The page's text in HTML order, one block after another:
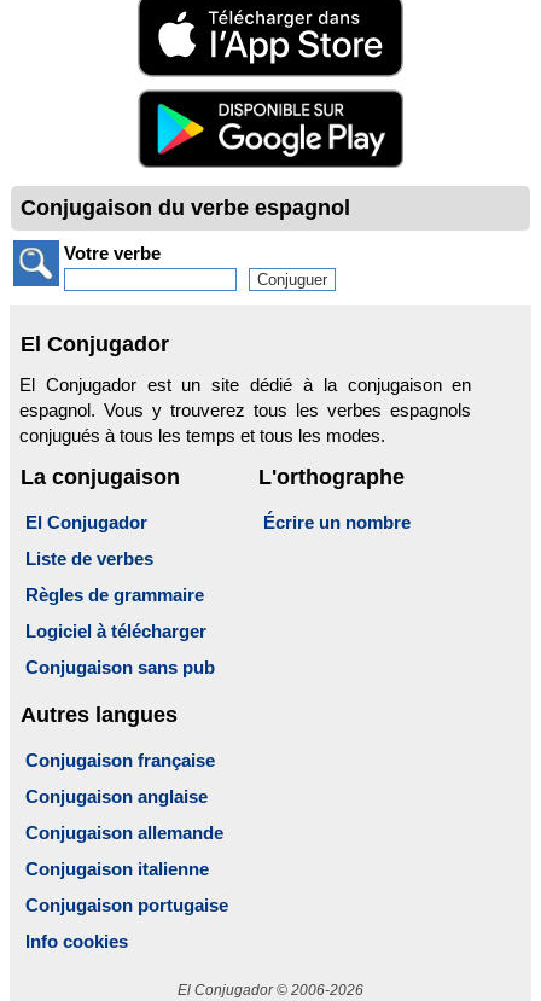
Conjugaison du verbe espagnol
Votre verbe
El Conjugador
El Conjugador est un site dédié à la conjugaison en
espagnol. Vous y trouverez tous les verbes espagnols
conjugués à tous les temps et tous les modes.
La conjugaison
El Conjugador
Liste de verbes
Règles de grammaire
Logiciel à télécharger
Conjugaison sans pub
L'orthographe
Écrire un nombre
Autres langues
Conjugaison française
Conjugaison anglaise
Conjugaison allemande
Conjugaison italienne
Conjugaison portugaise
Info cookies
El Conjugador © 2006-2026